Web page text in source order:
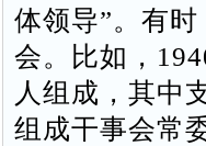
体领导”。有
会。比如，
人组成，其中
组成干事会常